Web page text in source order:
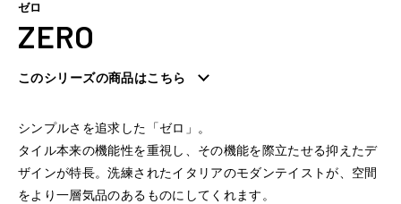
ゼロ
ZERO
このシリーズの商品はこちら
シンプルさを追求した「ゼロ」。
タイル本来の機能性を重視し、その機能を際立たせる抑えたデ
ザインが特長。洗練されたイタリアのモダンテイストが、空間
をより一層気品のあるものにしてくれます。